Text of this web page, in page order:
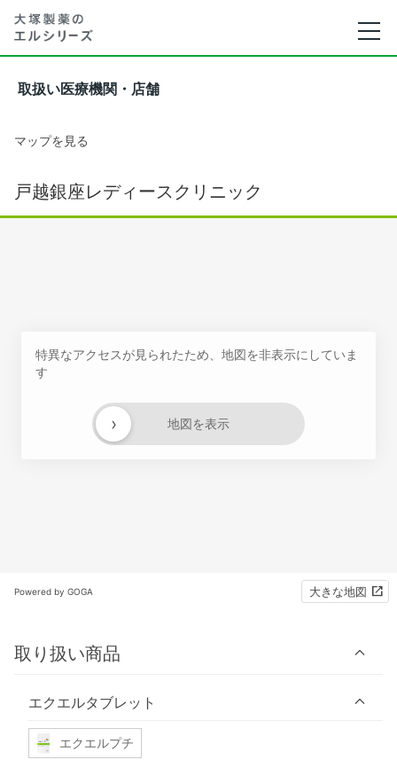
取扱い医療機関・店舗
マップを見る
戸越銀座レディースクリニック
特異なアクセスが見られたため、地図を非表示にしていま
す
地図を表示
›
Powered by GOGA 大きな地図
取り扱い商品
エクエルタブレット
エクエルプチ